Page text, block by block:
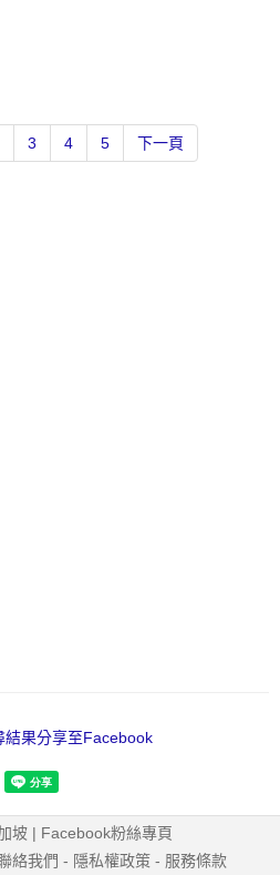
3 4 5 下一頁
結果分享至Facebook
坡| Facebook粉絲專頁
絡我們 - 隱私權政策 - 服務條款